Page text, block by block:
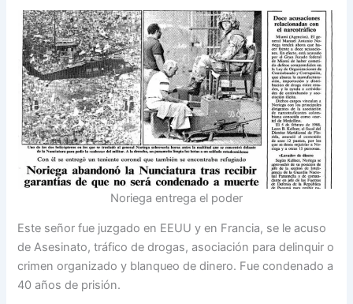
Noriega entrega el poder
Este señor fue juzgado en EEUU y en Francia, se le acuso
de Asesinato, tráfico de drogas, asociación para delinquir o
crimen organizado y blanqueo de dinero. Fue condenado a
40 años de prisión.